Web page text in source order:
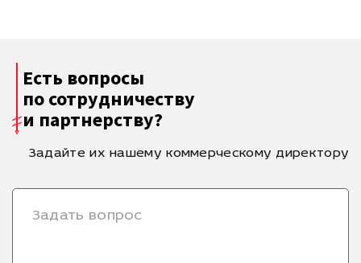
Есть вопросы
по сотрудничеству
и партнерству?
Задайте их нашему коммерческому директору